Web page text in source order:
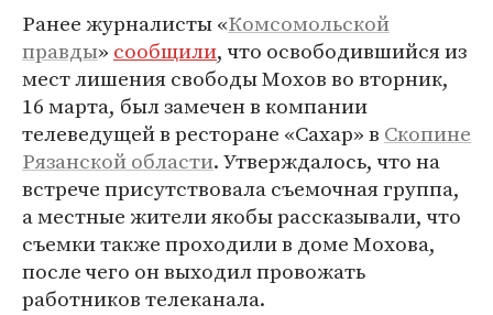
Ранее журналисты «Комсомольской
правды» сообщили, что освободившийся из
мест лишения свободы Мохов во вторник,
16 марта, был замечен в компании
телеведущей в ресторане «Сахар» в Скопине
Рязанской области. Утверждалось, что на
встрече присутствовала съемочная группа,
а местные жители якобы рассказывали, что
съемки также проходили в доме Мохова,
после чего он выходил провожать
работников телеканала.